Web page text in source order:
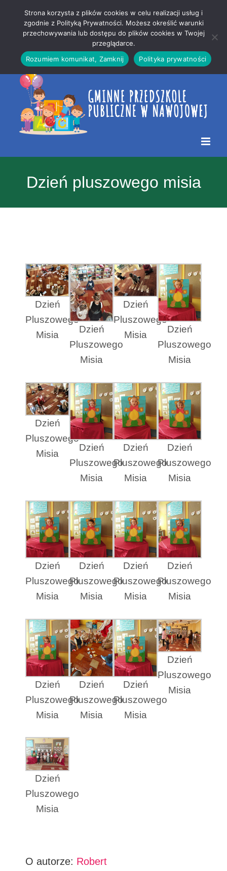
treści
strony
Dzień pluszowego misia
Dzień
Pluszowego
Misia
Dzień
Pluszowego
Misia
Dzień
Pluszowego
Misia
Dzień
Pluszowego
Misia
Dzień
Pluszowego
Misia
Dzień
Pluszowego
Misia
Dzień
Pluszowego
Misia
Dzień
Pluszowego
Misia
Dzień
Pluszowego
Misia
Dzień
Pluszowego
Misia
Dzień
Pluszowego
Misia
Dzień
Pluszowego
Misia
Dzień
Pluszowego
Misia
Dzień
Pluszowego
Misia
Dzień
Pluszowego
Misia
Dzień
Pluszowego
Misia
Dzień
Pluszowego
Misia
O autorze: Robert
Strona korzysta z plików cookies w celu realizacji usług i
zgodnie z Polityką Prywatności. Możesz określić warunki
przechowywania lub dostępu do plików cookies w Twojej
przeglądarce.
Rozumiem komunikat, Zamknij
Polityka prywatności